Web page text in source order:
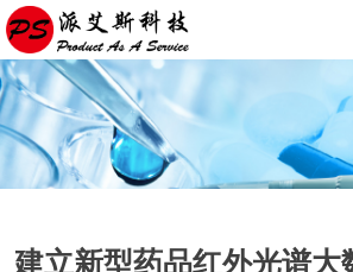
建立新型药品红外光谱大